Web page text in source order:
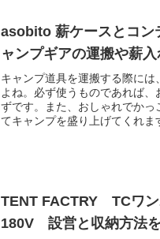
asobito 薪ケースとコン
ャンプギアの運搬や薪入
キャンプ道具を運搬する際に
よね。必ず使うものであれば
ずです。また、おしゃれでか
てキャンプを盛り上げてくれま
TENT FACTRY TCワ
180V 設営と収納方法を